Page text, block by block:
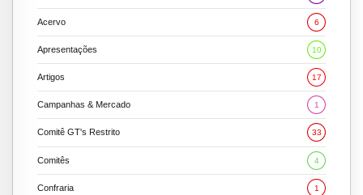
Acervo 6
Apresentações 10
Artigos 17
Campanhas & Mercado 1
Comitê GT's Restrito 33
Comitês 4
Confraria 1